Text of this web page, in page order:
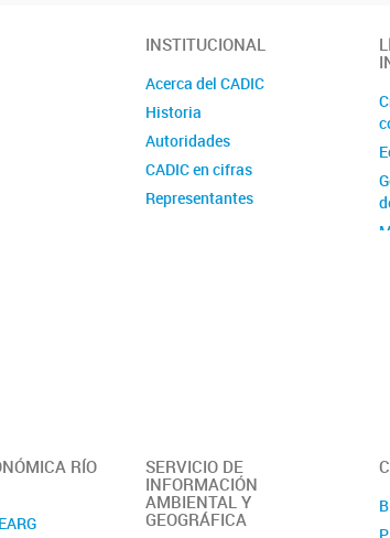
INSTITUCIONAL
Acerca del CADIC
Historia
Autoridades
CADIC en cifras
Representantes
RÍO
SERVICIO DE
INFORMACIÓN
AMBIENTAL Y
GEOGRÁFICA